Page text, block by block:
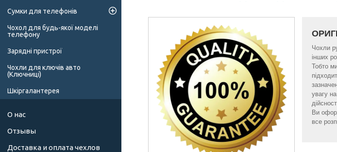
Чохли
інших
Тобто
увагу
Ви
все
Сумки для телефонів
Чохол для будь-якої моделі
телефону
Зарядні пристрої
Чохли для ключів авто
(Ключниці)
Шкіргалантерея
О нас
Отзывы
Доставка и оплата чехлов